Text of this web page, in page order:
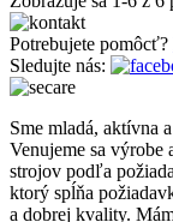
Potrebujete pomôcť?
Sledujte nás:
Sme mladá, aktívna
Venujeme sa výrobe
strojov podľa
ktorý spĺňa
a dobrej kvality.